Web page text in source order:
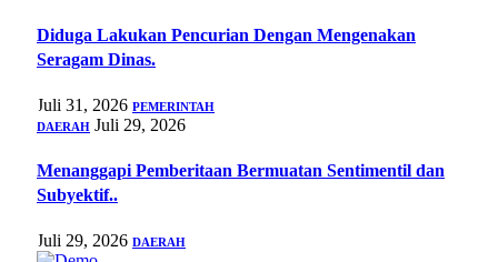
Diduga Lakukan Pencurian Dengan Mengenakan
Seragam Dinas.
Juli 31, 2026 PEMERINTAH
DAERAH Juli 29, 2026
Menanggapi Pemberitaan Bermuatan Sentimentil dan
Subyektif..
Juli 29, 2026 DAERAH